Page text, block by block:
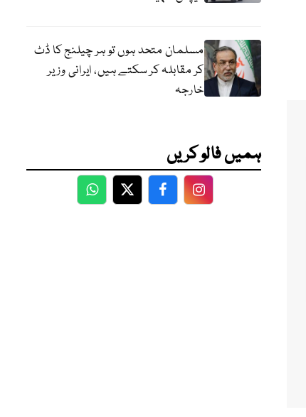
مسلمان متحد ہوں تو ہر چیلنج کا ڈٹ
کر مقابلہ کر سکتے ہیں، ایرانی وزیر
خارجہ
ہمیں فالو کریں
WhatsApp
TwitterFacebookFacebook